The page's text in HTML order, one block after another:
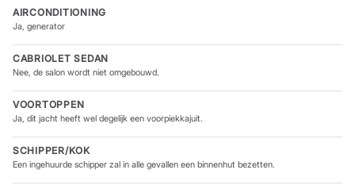
AIRCONDITIONING
Ja, generator
CABRIOLET SEDAN
Nee, de salon wordt niet omgebouwd.
VOORTOPPEN
Ja, dit jacht heeft wel degelijk een voorpiekkajuit.
SCHIPPER/KOK
Een ingehuurde schipper zal in alle gevallen een binnenhut bezetten.